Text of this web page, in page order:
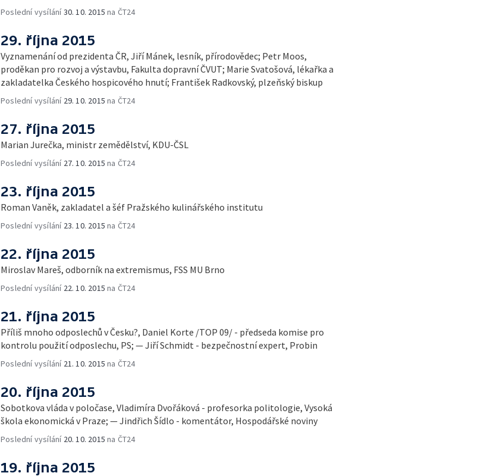
Poslední vysílání30. 10. 2015 na ČT24
29. října 2015
Vyznamenání od prezidenta ČR, Jiří Mánek, lesník, přírodovědec; Petr Moos,
proděkan pro rozvoj a výstavbu, Fakulta dopravní ČVUT; Marie Svatošová, lékařka a
zakladatelka Českého hospicového hnutí; František Radkovský, plzeňský biskup
Poslední vysílání 29. 10. 2015 na ČT24
27. října 2015
Marian Jurečka, ministr zemědělství, KDU-ČSL
Poslední vysílání 27. 10. 2015 na ČT24
23. října 2015
Roman Vaněk, zakladatel a šéf Pražského kulinářského institutu
Poslední vysílání 23. 10. 2015 na ČT24
22. října 2015
Miroslav Mareš, odborník na extremismus, FSS MU Brno
Poslední vysílání 22. 10. 2015 na ČT24
21. října 2015
Příliš mnoho odposlechů v Česku?, Daniel Korte /TOP 09/ - předseda komise pro
kontrolu použití odposlechu, PS; — Jiří Schmidt - bezpečnostní expert, Probin
Poslední vysílání 21. 10. 2015 na ČT24
20. října 2015
Sobotkova vláda v poločase, Vladimíra Dvořáková - profesorka politologie, Vysoká
škola ekonomická v Praze; — Jindřich Šídlo - komentátor, Hospodářské noviny
Poslední vysílání 20. 10. 2015 na ČT24
19. října 2015